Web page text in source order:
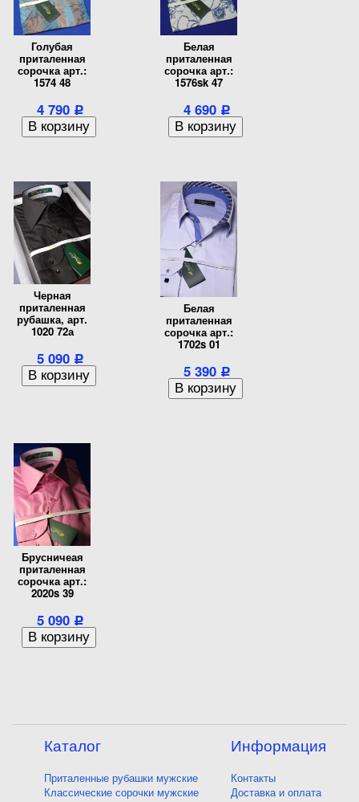
Голубая
приталенная
сорочка арт.:
1574 48
4 790 Р
Белая
приталенная
сорочка арт.:
1576sk 47
4 690 Р
Черная
приталенная
рубашка, арт.
1020 72а
5 090 Р
Белая
приталенная
сорочка арт.:
1702s 01
5 390 Р
Брусничеая
приталенная
сорочка арт.:
2020s 39
5 090 Р
Каталог
Приталенные рубашки мужские
Классические сорочки мужские
Информация
Контакты
Доставка и оплата